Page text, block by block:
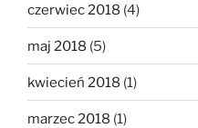
czerwiec 2018 (4)
maj 2018 (5)
kwiecień 2018 (1)
marzec 2018 (1)